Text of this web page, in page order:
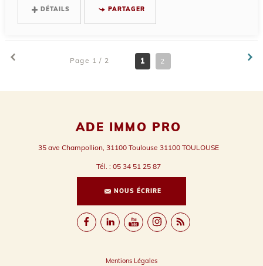
DÉTAILS PARTAGER
Page 1 / 2 1 2
ADE IMMO PRO
35 ave Champollion, 31100 Toulouse 31100TOULOUSE
Tél. : 05 34 51 25 87
NOUS ÉCRIRE
Mentions Légales